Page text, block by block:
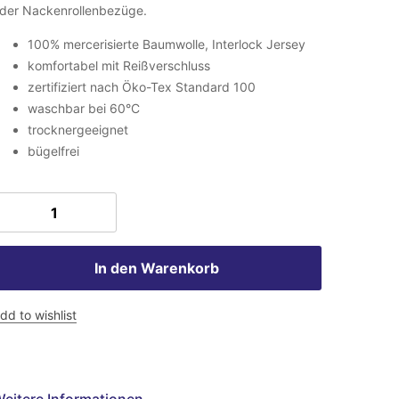
Nackenrollenbezüge.
100% mercerisierte Baumwolle, Interlock Jersey
komfortabel mit Reißverschluss
zertifiziert nach Öko-Tex Standard 100
waschbar bei 60°C
trocknergeeignet
bügelfrei
In den Warenkorb
to wishlist